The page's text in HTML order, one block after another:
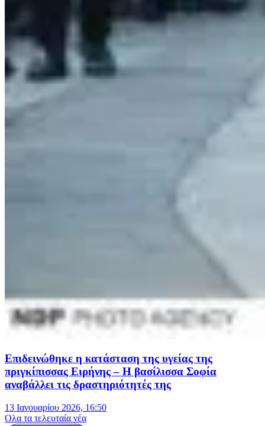
Επιδεινώθηκε η κατάσταση της υγείας της
πριγκίπισσας Ειρήνης – Η βασίλισσα Σοφία
αναβάλλει τις δραστηριότητές της
13 Ιανουαρίου 2026, 16:50
Oλα τα τελευταία νέα